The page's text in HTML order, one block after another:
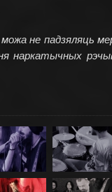
не падзяляць
наркатычных